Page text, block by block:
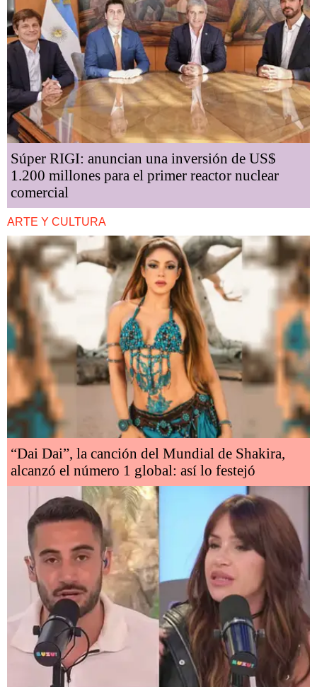
Súper RIGI: anuncian una inversión de US$
1.200 millones para el primer reactor nuclear
comercial
ARTE Y CULTURA
“Dai Dai”, la canción del Mundial de Shakira,
alcanzó el número 1 global: así lo festejó